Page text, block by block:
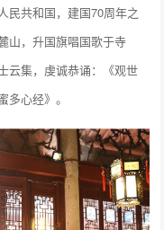
民共和国，建国70周年之
山，升国旗唱国歌于寺
云集，虔诚恭诵：《观世
多心经》。